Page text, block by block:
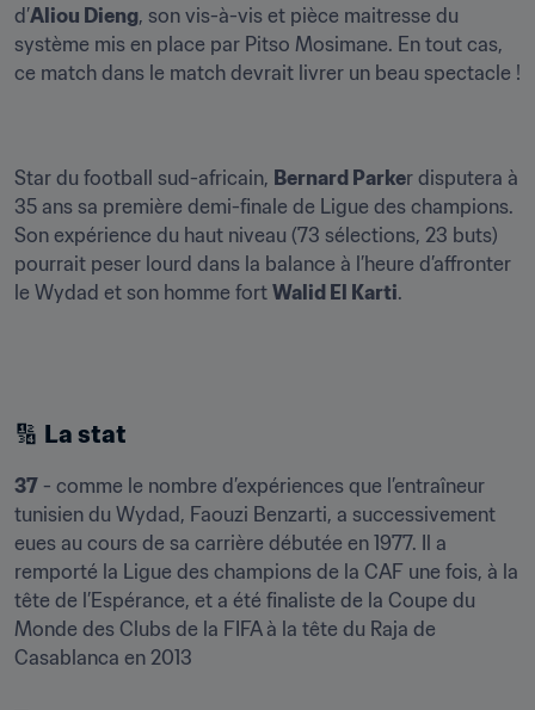
d’Aliou Dieng, son vis-à-vis et pièce maitresse du
système mis en place par Pitso Mosimane. En tout cas,
ce match dans le match devrait livrer un beau spectacle !
Star du football sud-africain, Bernard Parker disputera à
35 ans sa première demi-finale de Ligue des champions.
Son expérience du haut niveau (73 sélections, 23 buts)
pourrait peser lourd dans la balance à l’heure d’affronter
le Wydad et son homme fort Walid El Karti.
🔢 La stat
37 - comme le nombre d’expériences que l’entraîneur
tunisien du Wydad, Faouzi Benzarti, a successivement
eues au cours de sa carrière débutée en 1977. Il a
remporté la Ligue des champions de la CAF une fois, à la
tête de l’Espérance, et a été finaliste de la Coupe du
Monde des Clubs de la FIFA à la tête du Raja de
Casablanca en 2013